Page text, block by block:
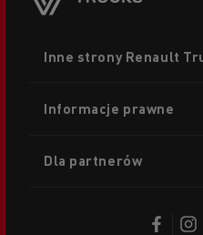
menu
Inne strony Renault
Informacje prawne
Dla partnerów